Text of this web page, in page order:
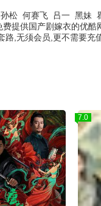
孙松 何赛飞 吕一 黑妹
提供国产剧嫁衣的优
,无须会员,更不需要
7.0